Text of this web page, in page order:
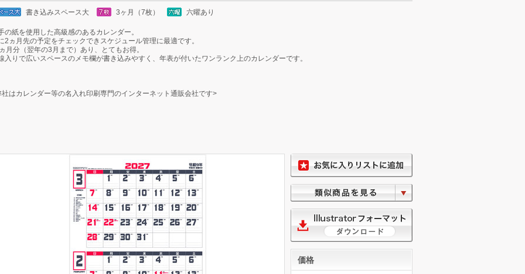
書き込みスペース大 3ヶ月（7枚） 六曜あり
の紙を使用した高級感のあるカレンダー。
2ヵ月先の予定をチェックできスケジュール管理に最適です。
月分（翌年の3月まで）あり、とてもお得。
入りで広いスペースのメモ欄が書き込みやすく、年表が付いたワンランク上のカレンダーです。
社はカレンダー等の名入れ印刷専門のインターネット通販会社です>
価格